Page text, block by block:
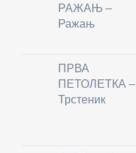
РАЖАЊ –
Ражањ
ПРВА
ПЕТОЛЕТКА –
Трстеник